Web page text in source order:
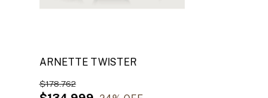
ARNETTE TWISTER
$178.762